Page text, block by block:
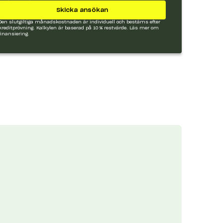
Skicka ansökan
slutgiltiga månadskostnaden är individuell och bestäms efter
Kalkylen är baserad på 10 % restvärde.
Läs mer om